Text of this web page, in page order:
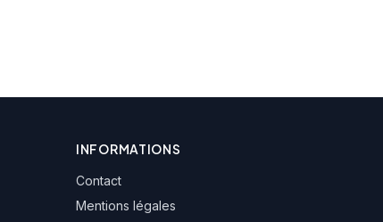
INFORMATIONS
Contact
Mentions légales